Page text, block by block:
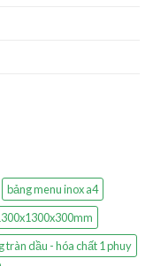
bảng menu inox a4
tràn dầu - hóa chất 1 phuy